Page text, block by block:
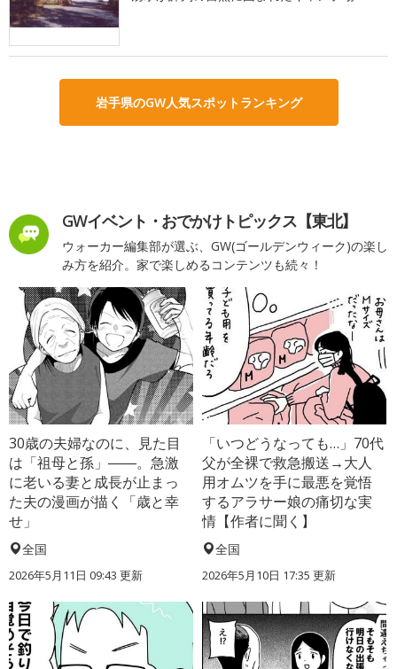
岩手県のGW人気スポットランキング
GWイベント・おでかけトピックス【東北】
ウォーカー編集部が選ぶ、GW(ゴールデンウィーク)の楽し
み方を紹介。家で楽しめるコンテンツも続々！
30歳の夫婦なのに、見た目
は「祖母と孫」――。急激
に老いる妻と成長が止まっ
た夫の漫画が描く「歳と幸
せ」
全国
2026年5月11日 09:43 更新
「いつどうなっても…」70代
父が全裸で救急搬送→大人
用オムツを手に最悪を覚悟
するアラサー娘の痛切な実
情【作者に聞く】
全国
2026年5月10日 17:35 更新